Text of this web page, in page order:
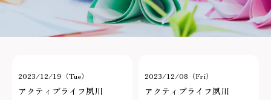
2023/12/19（Tue）
アクティブライフ夙川
2023/12/08（Fri）
アクティブライフ夙川